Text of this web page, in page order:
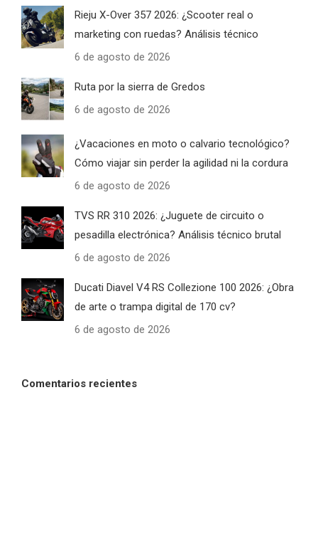
Rieju X-Over 357 2026: ¿Scooter real o
marketing con ruedas? Análisis técnico
6 de agosto de 2026
Ruta por la sierra de Gredos
6 de agosto de 2026
¿Vacaciones en moto o calvario tecnológico?
Cómo viajar sin perder la agilidad ni la cordura
6 de agosto de 2026
TVS RR 310 2026: ¿Juguete de circuito o
pesadilla electrónica? Análisis técnico brutal
6 de agosto de 2026
Ducati Diavel V4 RS Collezione 100 2026: ¿Obra
de arte o trampa digital de 170 cv?
6 de agosto de 2026
Comentarios recientes